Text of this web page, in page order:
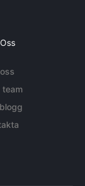
team